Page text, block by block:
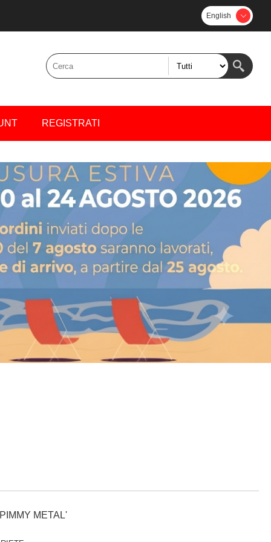
English
REGISTRATI
METAL'